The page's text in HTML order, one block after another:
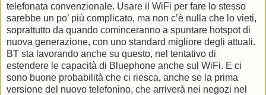
telefonata convenzionale. Usare il WiFi per fare lo stesso
sarebbe un po’ più complicato, ma non c’è nulla che lo vieti,
soprattutto da quando cominceranno a spuntare hotspot di
nuova generazione, con uno standard migliore degli attuali.
BT sta lavorando anche su questo, nel tentativo di
estendere le capacità di Bluephone anche sul WiFi. E ci
sono buone probabilità che ci riesca, anche se la prima
versione del nuovo telefonino, che arriverà nei negozi nel